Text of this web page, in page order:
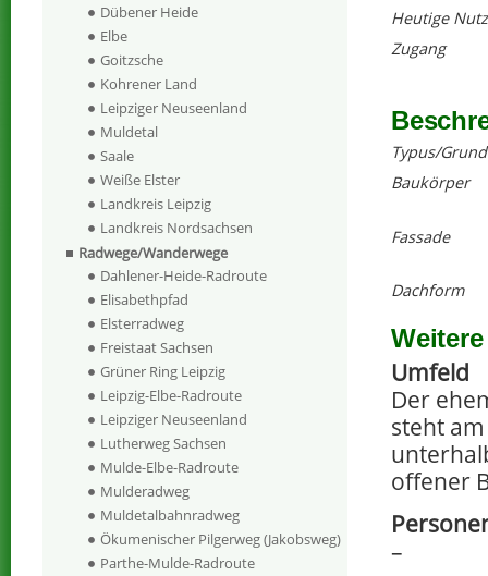
Heutige
Zugang
Typus/
Baukörper
Fassade
Dachform
Umfeld
Der
steht
offener
–
Dübener Heide
Elbe
Goitzsche
Kohrener Land
Leipziger Neuseenland
Muldetal
Saale
Weiße Elster
Landkreis Leipzig
Landkreis Nordsachsen
Radwege/Wanderwege
Dahlener-Heide-Radroute
Elisabethpfad
Elsterradweg
Freistaat Sachsen
Grüner Ring Leipzig
Leipzig-Elbe-Radroute
Leipziger Neuseenland
Lutherweg Sachsen
Mulde-Elbe-Radroute
Mulderadweg
Muldetalbahnradweg
Ökumenischer Pilgerweg (Jakobsweg)
Parthe-Mulde-Radroute